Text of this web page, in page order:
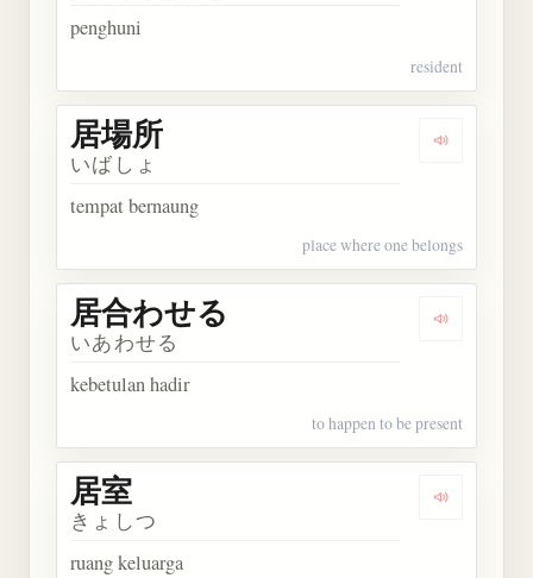
penghuni
resident
Dengarkan
居場所
いばしょ
tempat bernaung
place where one belongs
Dengarkan
居合わせる
いあわせる
kebetulan hadir
to happen to be present
Dengarkan
居室
きょしつ
ruang keluarga